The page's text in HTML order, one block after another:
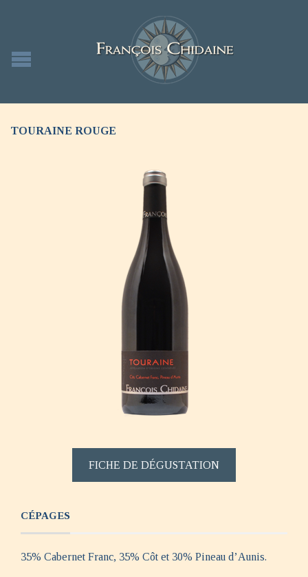
TOURAINE ROUGE
FICHE DE DÉGUSTATION
CÉPAGES
35% Cabernet Franc, 35% Côt et 30% Pineau d’Aunis.